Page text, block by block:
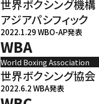
世界ボクシング機構
アジアパシフィック
2022.1.29 WBO-AP発表
WBA
World Boxing Association
世界ボクシング協会
2022.6.2 WBA発表